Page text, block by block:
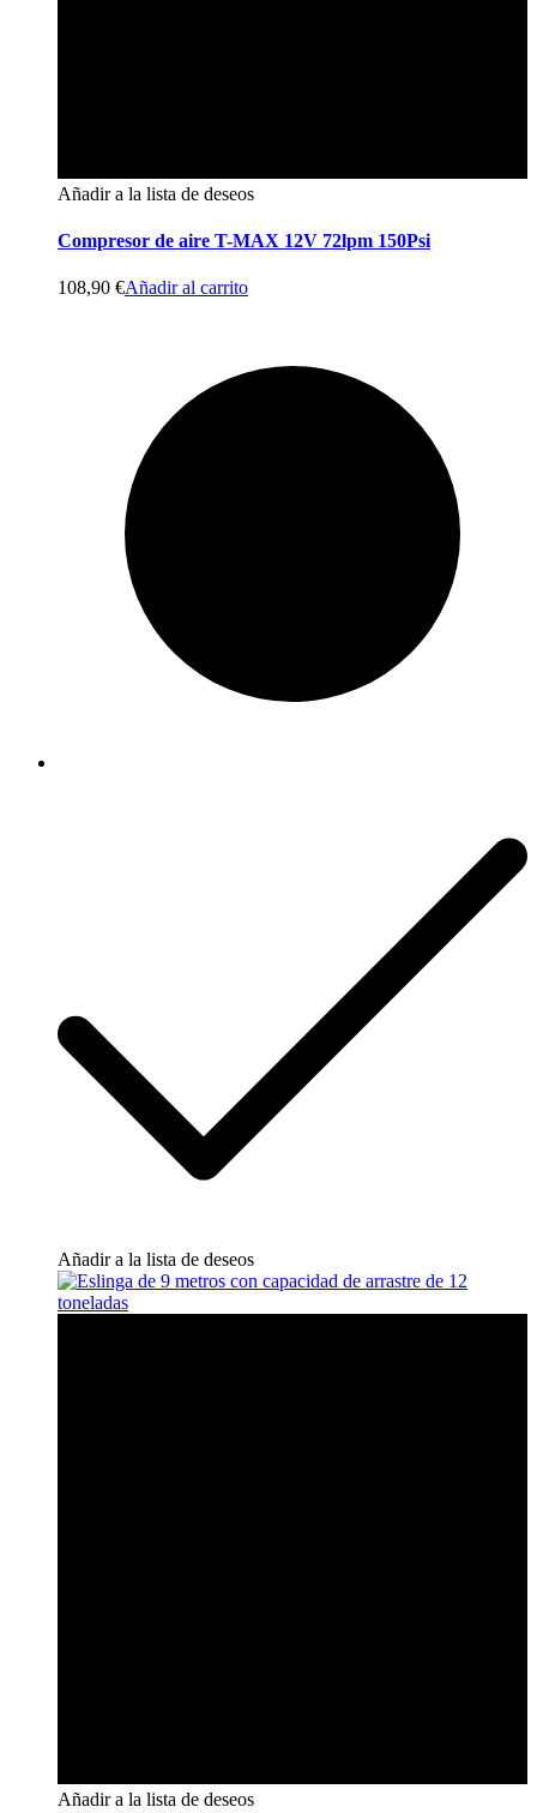
Añadir a la lista de deseos
Compresor de aire T-MAX 12V 72lpm 150Psi
108,90 €Añadir al carrito
Añadir a la lista de deseos
Añadir a la lista de deseos